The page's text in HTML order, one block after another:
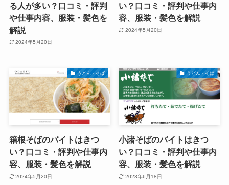
る人が多い？口コミ・評判
や仕事内容、服装・髪色を
解説
2024年5月20日
い？口コミ・評判や仕事内
容、服装・髪色を解説
2024年5月20日
うどん・そば
箱根そばのバイトはきつ
い？口コミ・評判や仕事内
容、服装・髪色を解説
2024年5月20日
うどん・そば
小諸そばのバイトはきつ
い？口コミ・評判や仕事内
容、服装・髪色を解説
2023年6月18日